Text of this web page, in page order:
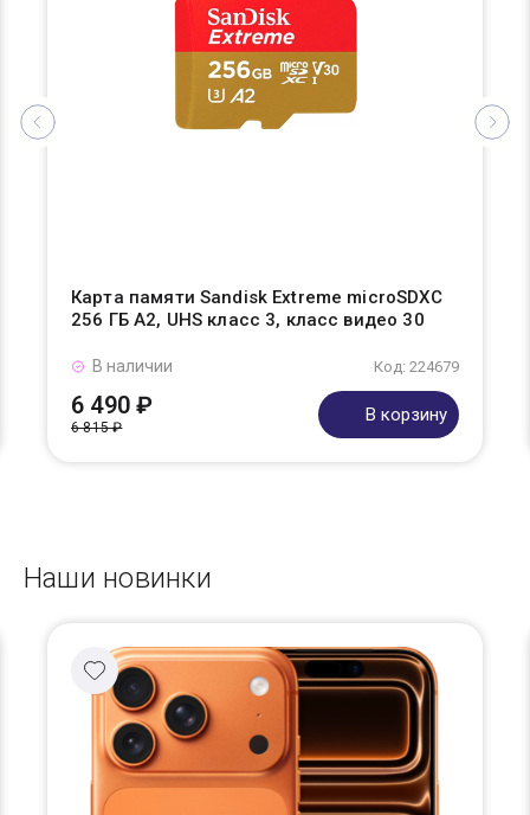
Карта памяти Sandisk Extreme microSDXC
256 ГБ A2, UHS класс 3, класс видео 30
Код: 224679
В наличии
6 490 ₽
6 815 ₽
В корзину
Наши новинки